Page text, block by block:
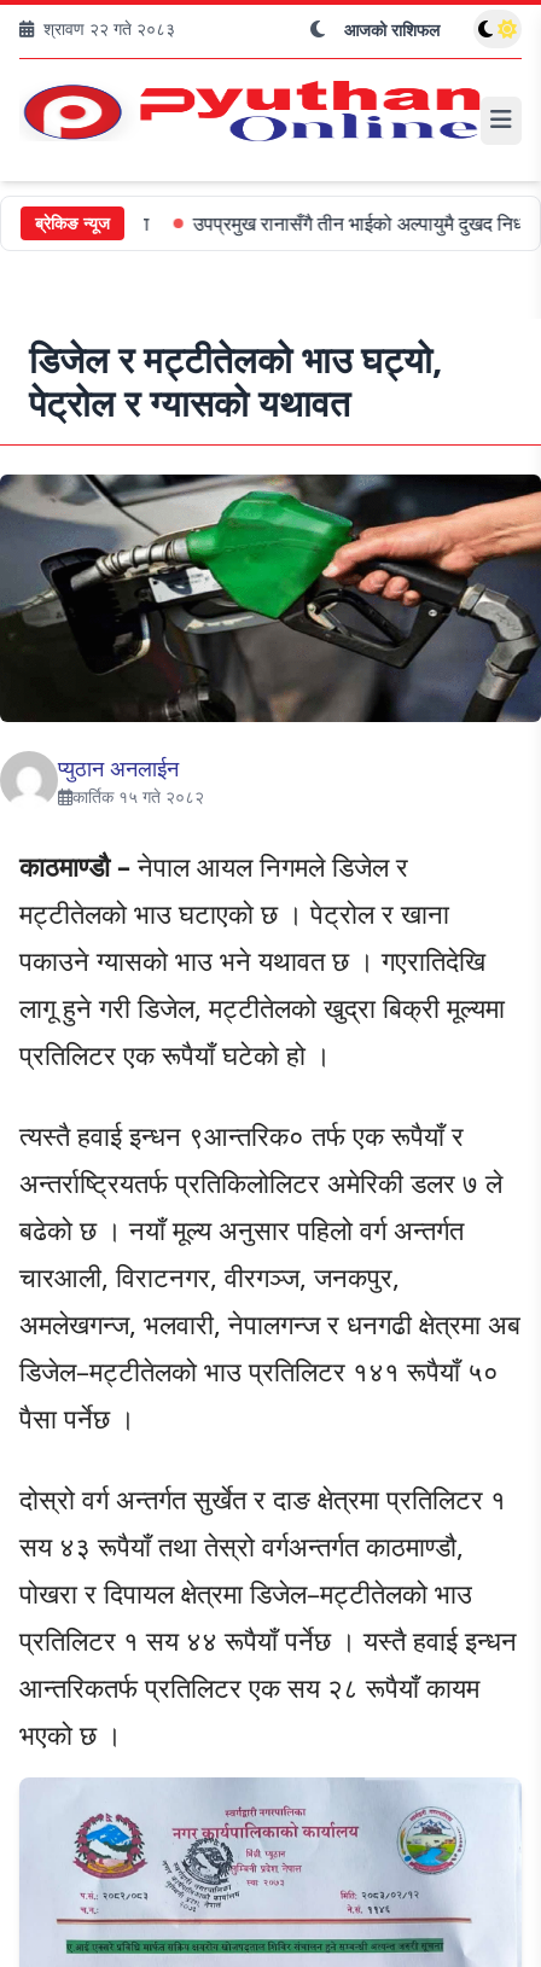
श्रावण २२ गते २०८३ आजको राशिफल
ब्रेकिङ न्यूजउपप्रमुख रानासँगै तीन भाईको अल्पायुमै दुखद निधन ओली र
डिजेल र मट्टीतेलको भाउ घट्यो,
पेट्रोल र ग्यासको यथावत
प्युठान अनलाईन
कार्तिक १५ गते २०८२
काठमाण्डौ –नेपाल आयल निगमले डिजेल र
मट्टीतेलको भाउ घटाएको छ । पेट्रोल र खाना
पकाउने ग्यासको भाउ भने यथावत छ । गएरातिदेखि
लागू हुने गरी डिजेल, मट्टीतेलको खुद्रा बिक्री मूल्यमा
प्रतिलिटर एक रूपैयाँ घटेको हो ।
त्यस्तै हवाई इन्धन ९आन्तरिक० तर्फ एक रूपैयाँ र
अन्तर्राष्ट्रियतर्फ प्रतिकिलोलिटर अमेरिकी डलर ७ ले
बढेको छ । नयाँ मूल्य अनुसार पहिलो वर्ग अन्तर्गत
चारआली, विराटनगर, वीरगञ्ज, जनकपुर,
अमलेखगन्ज, भलवारी, नेपालगन्ज र धनगढी क्षेत्रमा अब
डिजेल–मट्टीतेलको भाउ प्रतिलिटर १४१ रूपैयाँ ५०
पैसा पर्नेछ ।
दोस्रो वर्ग अन्तर्गत सुर्खेत र दाङ क्षेत्रमा प्रतिलिटर १
सय ४३ रूपैयाँ तथा तेस्रो वर्गअन्तर्गत काठमाण्डौ,
पोखरा र दिपायल क्षेत्रमा डिजेल–मट्टीतेलको भाउ
प्रतिलिटर १ सय ४४ रूपैयाँ पर्नेछ । यस्तै हवाई इन्धन
आन्तरिकतर्फ प्रतिलिटर एक सय २८ रूपैयाँ कायम
भएको छ ।